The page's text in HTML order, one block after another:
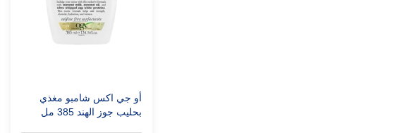
أو جي اكس شامبو مغذي
بحليب جوز الهند 385 مل